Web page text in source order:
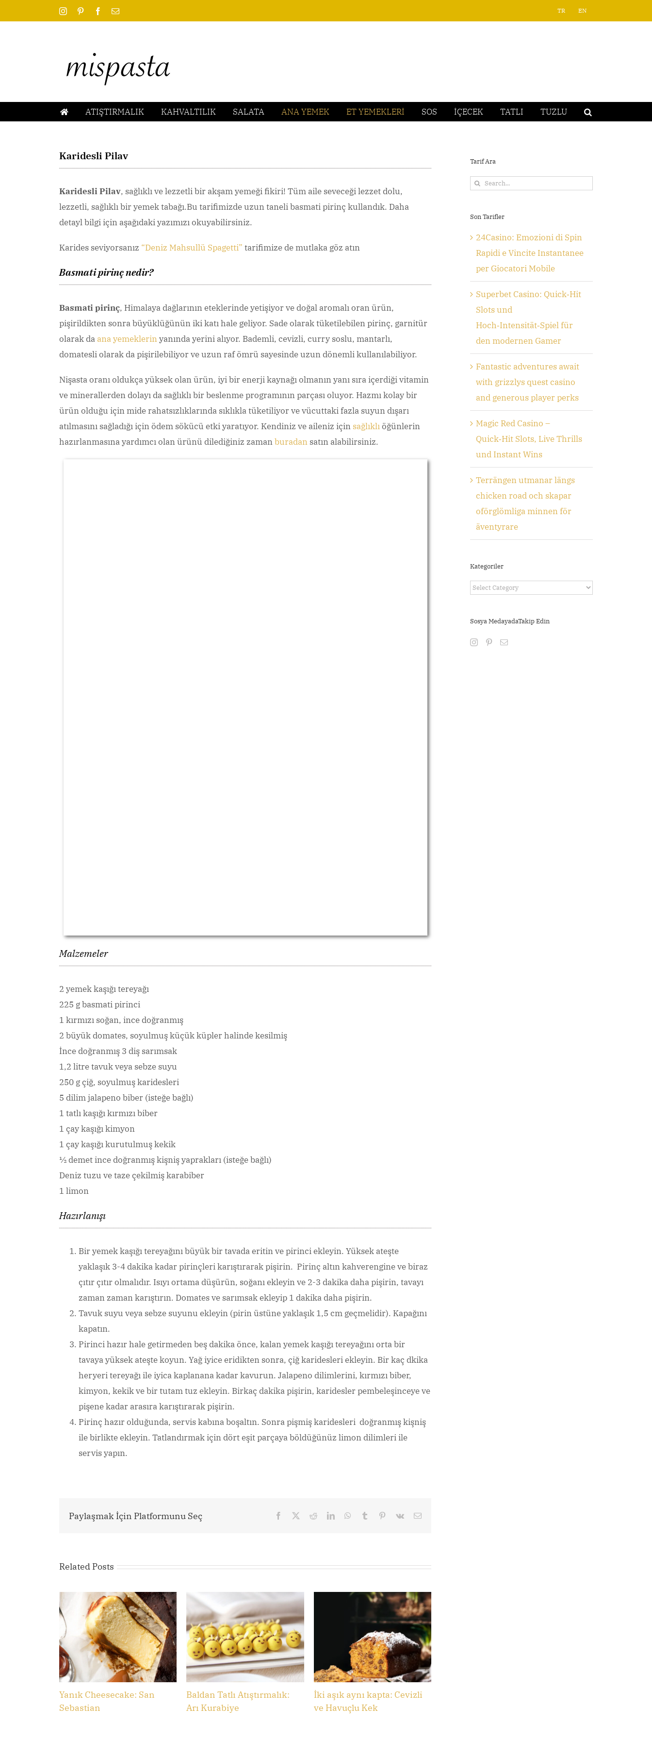
to
InstagramPinterestFacebook
Email TR EN
ATIŞTIRMALIK KAHVALTILIK SALATA ANA YEMEK ET YEMEKLERİ SOS İÇECEK TATLI TUZLU
Karidesli Pilav
Karidesli Pilav, sağlıklı ve lezzetli bir akşam yemeği fikiri! Tüm aile seveceği lezzet dolu,
lezzetli, sağlıklı bir yemek tabağı.Bu tarifimizde uzun taneli basmati pirinç kullandık. Daha
detayl bilgi için aşağıdaki yazımızı okuyabilirsiniz.
Karides seviyorsanız “Deniz Mahsullü Spagetti” tarifimize de mutlaka göz atın
Basmati pirinç nedir?
Basmati pirinç, Himalaya dağlarının eteklerinde yetişiyor ve doğal aromalı oran ürün,
pişirildikten sonra büyüklüğünün iki katı hale geliyor. Sade olarak tüketilebilen pirinç, garnitür
olarak da ana yemeklerinyanında yerini alıyor. Bademli, cevizli, curry soslu, mantarlı,
domatesli olarak da pişirilebiliyor ve uzun raf ömrü sayesinde uzun dönemli kullanılabiliyor.
Nişasta oranı oldukça yüksek olan ürün, iyi bir enerji kaynağı olmanın yanı sıra içerdiği vitamin
ve minerallerden dolayı da sağlıklı bir beslenme programının parçası oluyor. Hazmı kolay bir
ürün olduğu için mide rahatsızlıklarında sıklıkla tüketiliyor ve vücuttaki fazla suyun dışarı
atılmasını sağladığı için ödem sökücü etki yaratıyor. Kendiniz ve aileniz için sağlıklıöğünlerin
hazırlanmasına yardımcı olan ürünü dilediğiniz zamanburadan satın alabilirsiniz.
Malzemeler
2 yemek kaşığı tereyağı
225 g basmati pirinci
1 kırmızı soğan, ince doğranmış
2 büyük domates, soyulmuş küçük küpler halinde kesilmiş
İnce doğranmış 3 diş sarımsak
1,2 litre tavuk veya sebze suyu
250 g çiğ, soyulmuş karidesleri
5 dilim jalapeno biber (isteğe bağlı)
1 tatlı kaşığı kırmızı biber
1 çay kaşığı kimyon
1 çay kaşığı kurutulmuş kekik
½ demet ince doğranmış kişniş yaprakları (isteğe bağlı)
Deniz tuzu ve taze çekilmiş karabiber
1 limon
Hazırlanışı
Bir yemek kaşığı tereyağını büyük bir tavada eritin ve pirinci ekleyin. Yüksek ateşte
yaklaşık 3-4 dakika kadar pirinçleri karıştırarak pişirin. Pirinç altın kahverengine ve biraz
çıtır çıtır olmalıdır. Isıyı ortama düşürün, soğanı ekleyin ve 2-3 dakika daha pişirin, tavayı
zaman zaman karıştırın. Domates ve sarımsak ekleyip 1 dakika daha pişirin.
Tavuk suyu veya sebze suyunu ekleyin (pirin üstüne yaklaşık 1,5 cm geçmelidir). Kapağını
kapatın.
Pirinci hazır hale getirmeden beş dakika önce, kalan yemek kaşığı tereyağını orta bir
tavaya yüksek ateşte koyun. Yağ iyice eridikten sonra, çiğ karidesleri ekleyin. Bir kaç dkika
heryeri tereyağı ile iyica kaplanana kadar kavurun. Jalapeno dilimlerini, kırmızı biber,
kimyon, kekik ve bir tutam tuz ekleyin. Birkaç dakika pişirin, karidesler pembeleşinceye ve
pişene kadar arasıra karıştırarak pişirin.
Pirinç hazır olduğunda, servis kabına boşaltın. Sonra pişmiş karidesleri doğranmış kişniş
ile birlikte ekleyin. Tatlandırmak için dört eşit parçaya böldüğünüz limon dilimleri ile
servis yapın.
Paylaşmak İçin Platformunu Seç Facebook RedditLinkedInWhatsApp
Tumblr Pinterest
Vk Email
Related Posts
Yanık Cheesecake: San
Sebastian
Baldan Tatlı Atıştırmalık:
Arı Kurabiye
İki aşık aynı kapta: Cevizli
ve Havuçlu Kek
Tarif Ara
Search
Son Tarifler
24Casino: Emozioni di Spin
Rapidi e Vincite Instantanee
per Giocatori Mobile
Superbet Casino: Quick‑Hit
Slots und
Hoch‑Intensität‑Spiel für
den modernen Gamer
Fantastic adventures await
with grizzlys quest casino
and generous player perks
Magic Red Casino –
Quick‑Hit Slots, Live Thrills
und Instant Wins
Terrängen utmanar längs
chicken road och skapar
oförglömliga minnen för
äventyrare
Kategoriler
Kategoriler
Sosya MedayadaTakip Edin